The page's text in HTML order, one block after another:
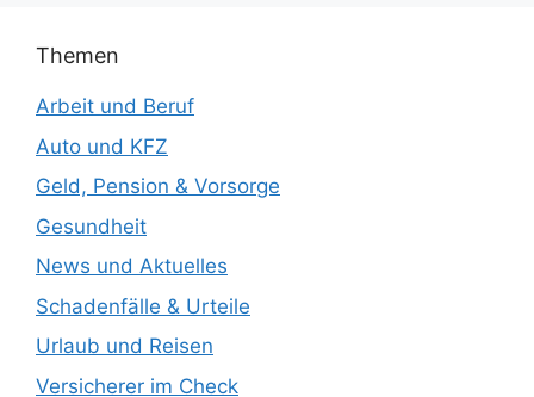
Themen
Arbeit und Beruf
Auto und KFZ
Geld, Pension & Vorsorge
Gesundheit
News und Aktuelles
Schadenfälle & Urteile
Urlaub und Reisen
Versicherer im Check